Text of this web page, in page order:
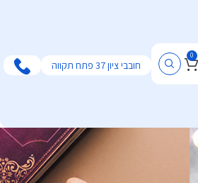
0
חובבי ציון 37 פתח תקווה